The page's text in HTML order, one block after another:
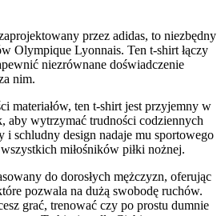
przez adidas, to niezbędny
Olympique Lyonnais. Ten t-shirt łączy
niezrównane doświadczenie
nim.
materiałów, ten t-shirt jest przyjemny w
aby wytrzymać trudności codziennych
i schludny design nadaje mu sportowego
miłośników piłki nożnej.
do dorosłych mężczyzn, oferując
pozwala na dużą swobodę ruchów.
grać, trenować czy po prostu dumnie